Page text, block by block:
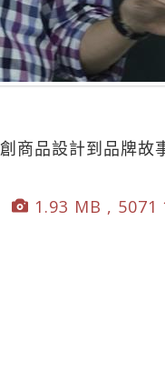
商品設計到品牌故
1.93 MB ,